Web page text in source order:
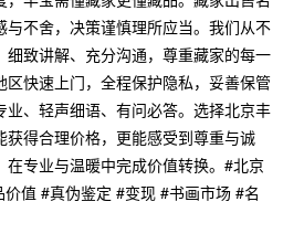
与不舍，决策谨慎理所应当。我们从不
细致讲解、充分沟通，尊重藏家的每一
区快速上门，全程保护隐私，妥善保管
业、轻声细语、有问必答。选择北京丰
获得合理价格，更能感受到尊重与诚
在专业与温暖中完成价值转换。#北京
价值 #真伪鉴定 #变现 #书画市场 #名